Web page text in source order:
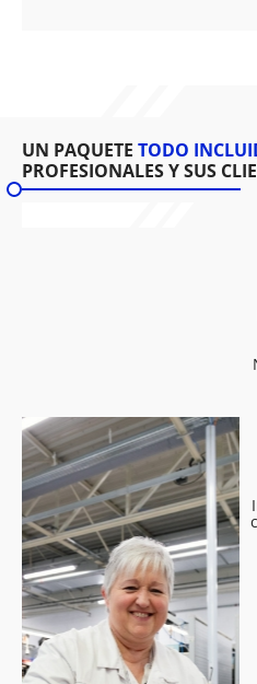
UN PAQUETE TODO
PROFESIONALES Y SUS